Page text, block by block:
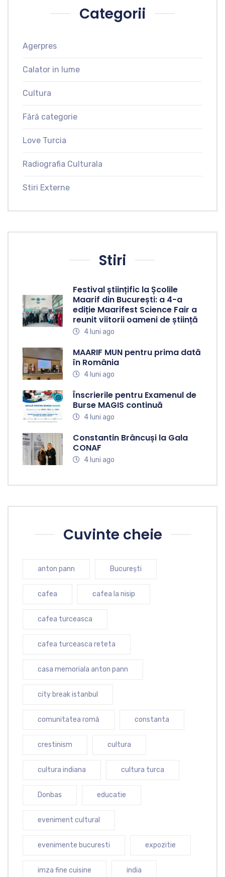
Categorii
Agerpres
Calator in lume
Cultura
Fără categorie
Love Turcia
Radiografia Culturala
Stiri Externe
Stiri
Festival științific la Școlile
Maarif din București: a 4-a
ediție Maarifest Science Fair a
reunit viitorii oameni de știință
4 luni ago
MAARIF MUN pentru prima dată
în România
4 luni ago
Înscrierile pentru Examenul de
Burse MAGIS continuă
4 luni ago
Constantin Brâncuși la Gala
CONAF
4 luni ago
Cuvinte cheie
anton pann București
cafea cafea la nisip
cafea turceasca
cafea turceasca reteta
casa memoriala anton pann
city break istanbul
comunitatea romă constanta
crestinism cultura
cultura indiana cultura turca
Donbas educatie
eveniment cultural
evenimente bucuresti expozitie
imza fine cuisine india